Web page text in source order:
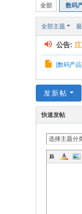
全部 数码
全部主题
公告:
[数码产品]
发新帖
快速发帖
选择主题分